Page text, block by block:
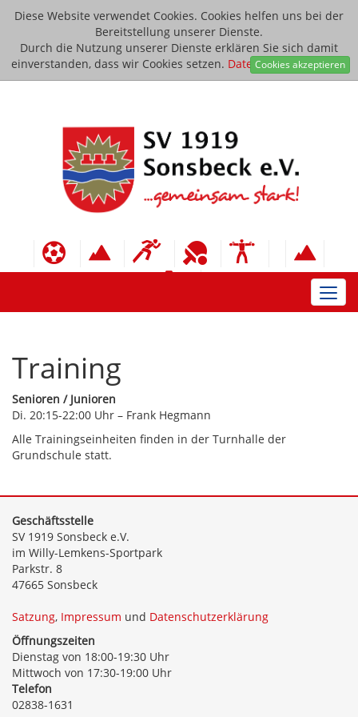
Diese Website verwendet Cookies. Cookies helfen uns bei der
Bereitstellung unserer Dienste.
Durch die Nutzung unserer Dienste erklären Sie sich damit
einverstanden, dass wir Cookies setzen. Datenschutzerklärung
Cookies akzeptieren
Training
Senioren / Junioren
Di. 20:15-22:00 Uhr – Frank Hegmann
Alle Trainingseinheiten finden in der Turnhalle der
Grundschule statt.
Geschäftsstelle
SV 1919 Sonsbeck e.V.
im Willy-Lemkens-Sportpark
Parkstr. 8
47665 Sonsbeck
Satzung, Impressum und Datenschutzerklärung
Öffnungszeiten
Dienstag von 18:00-19:30 Uhr
Mittwoch von 17:30-19:00 Uhr
Telefon
02838-1631